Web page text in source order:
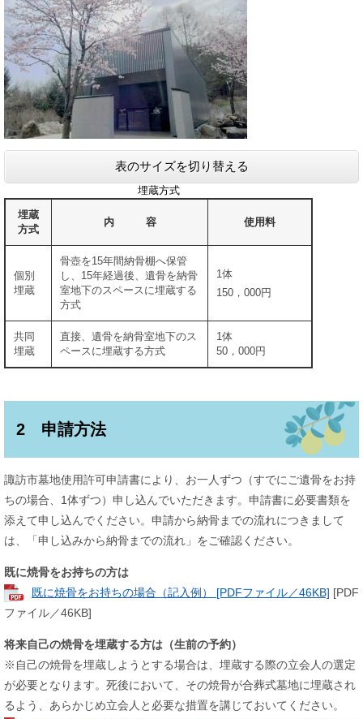
表のサイズを切り替える
埋蔵方式
埋蔵
方式
内 容 使用料
個別
埋蔵
骨壺を15年間納骨棚へ保管
し、15年経過後、遺骨を納骨
室地下のスペースに埋蔵する
方式
1体
150，000円
共同
埋蔵
直接、遺骨を納骨室地下のス
ペースに埋蔵する方式
1体
50，000円
2 申請方法
諏訪市墓地使用許可申請書により、お一人ずつ（すでにご遺骨をお持
ちの場合、1体ずつ）申し込んでいただきます。申請書に必要書類を
添えて申し込んでください。申請から納骨までの流れにつきまして
は、「申し込みから納骨までの流れ」をご確認ください。
既に焼骨をお持ちの方は
既に焼骨をお持ちの場合（記入例） [PDFファイル／46KB] [PDF
ファイル／46KB]
将来自己の焼骨を埋蔵する方は（生前の予約）
※自己の焼骨を埋蔵しようとする場合は、埋蔵する際の立会人の選定
が必要となります。死後において、その焼骨が合葬式墓地に埋蔵され
るよう、あらかじめ立会人と必要な措置を講じておいてください。